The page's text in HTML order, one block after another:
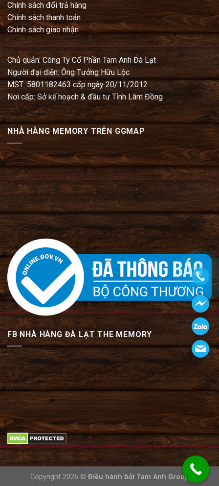
Chính sách đổi trả hàng
Chính sách thanh toán
Chính sách giao nhận
Chủ quản: Công Ty Cổ Phần Tam Anh Đà Lạt
Người đại diện: Ông Tưởng Hữu Lộc
MST: 5801182463 cấp ngày 20/11/2012
Nơi cấp: Sở kế hoạch & đầu tư Tỉnh Lâm Đồng
NHÀ HÀNG MEMORY TRÊN GGMAP
FB NHÀ HÀNG ĐÀ LẠT THE MEMORY
Copyright 2026 © Điều hành bởi Tam Anh Group